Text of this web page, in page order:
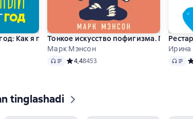
Как я проверил самые известные методики
на основе 305 оценок
Тонкое искусство пофигизма.
Марк Мэнсон
Audio Средний рейтинг 4,4 на основе 8453
4,48453
Ирина
Audio
tinglashadi